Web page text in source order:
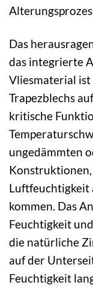
Das
das integrierte
Vliesmaterial
Trapezblechs
kritische
ungedämmten
Luftfeuchtigkeit
kommen. Das
Feuchtigkeit
die natürliche
auf der
Feuchtigkeit